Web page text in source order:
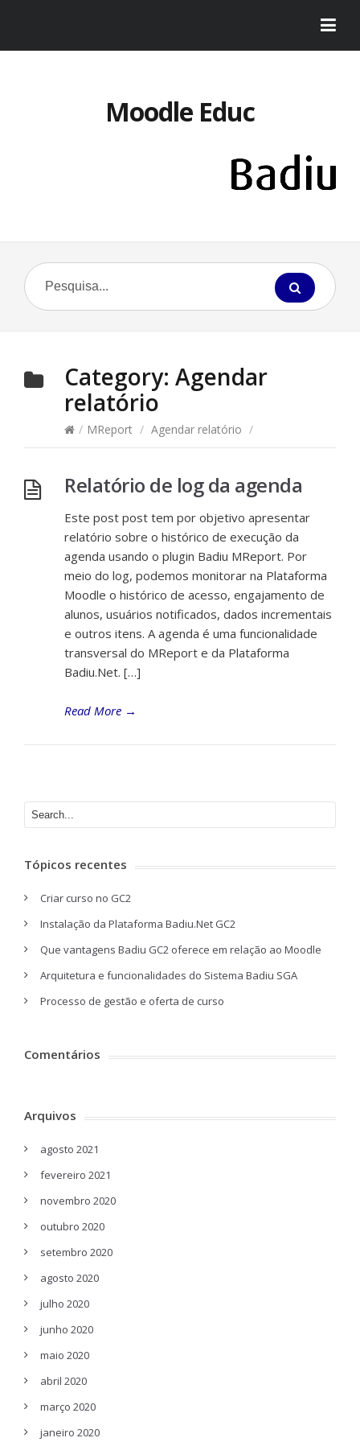
Moodle Educ
Category: Agendar
relatório
/ MReport / Agendar relatório /
Relatório de log da agenda
Este post post tem por objetivo apresentar
relatório sobre o histórico de execução da
agenda usando o plugin Badiu MReport. Por
meio do log, podemos monitorar na Plataforma
Moodle o histórico de acesso, engajamento de
alunos, usuários notificados, dados incrementais
e outros itens. A agenda é uma funcionalidade
transversal do MReport e da Plataforma
Badiu.Net. […]
Read More →
Tópicos recentes
Criar curso no GC2
Instalação da Plataforma Badiu.Net GC2
Que vantagens Badiu GC2 oferece em relação ao Moodle
Arquitetura e funcionalidades do Sistema Badiu SGA
Processo de gestão e oferta de curso
Comentários
Arquivos
agosto 2021
fevereiro 2021
novembro 2020
outubro 2020
setembro 2020
agosto 2020
julho 2020
junho 2020
maio 2020
abril 2020
março 2020
janeiro 2020